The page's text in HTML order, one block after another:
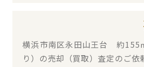
横浜市南区永田山王台 約155
り）の売却（買取）査定のご依